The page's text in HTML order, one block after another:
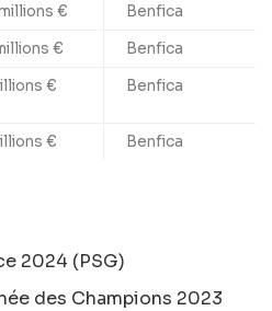
€
Benfica
€
Benfica
€ Benfica
€ Benfica
2024 (PSG)
des Champions 2023